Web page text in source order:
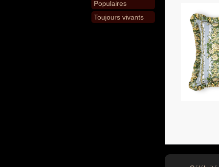
Populaires
Toujours vivants